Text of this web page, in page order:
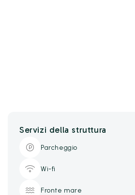
Servizi della struttura
Parcheggio
Wi-fi
Fronte mare